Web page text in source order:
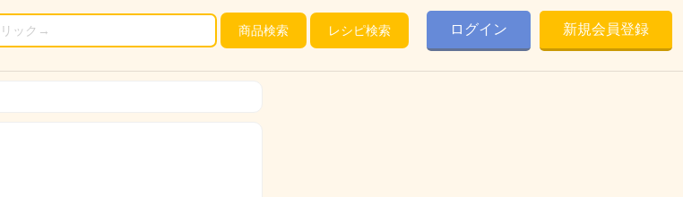
商品検索 レシピ検索 ログイン 新規会員登録